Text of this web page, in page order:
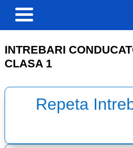
INTREBARI
CLASA 1
Repeta